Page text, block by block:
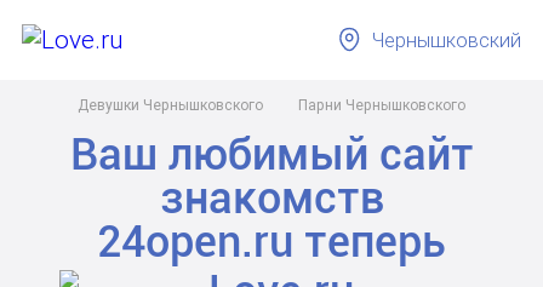
Девушки Чернышковского Парни Чернышковского
Чернышковский
Ваш любимый сайт
знакомств
24open.ru теперь